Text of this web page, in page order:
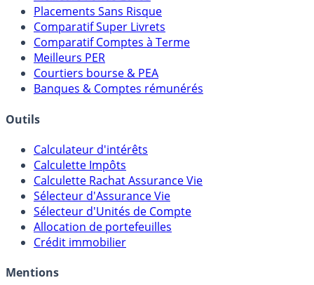
Meilleures Assurances-Vie
Meilleurs Fonds Euros
Placements Sans Risque
Comparatif Super Livrets
Comparatif Comptes à Terme
Meilleurs PER
Banques & Comptes rémunérés
Outils
Calculateur d'intérêts
Calculette Impôts
Calculette Rachat Assurance Vie
Sélecteur d'Assurance Vie
Sélecteur d'Unités de Compte
Crédit immobilier